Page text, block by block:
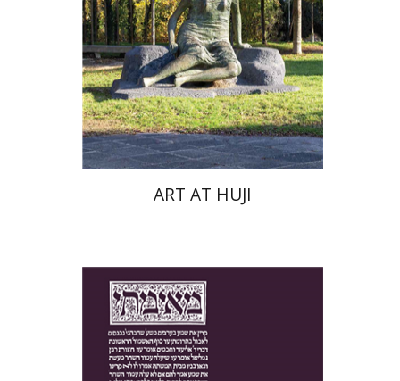
הנחת אתר ספר מודפס
$85
$76
ART AT HUJI
ישי רוזן-צבי